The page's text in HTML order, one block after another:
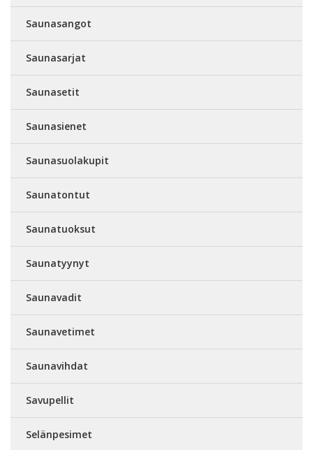
Saunasangot
Saunasarjat
Saunasetit
Saunasienet
Saunasuolakupit
Saunatontut
Saunatuoksut
Saunatyynyt
Saunavadit
Saunavetimet
Saunavihdat
Savupellit
Selänpesimet